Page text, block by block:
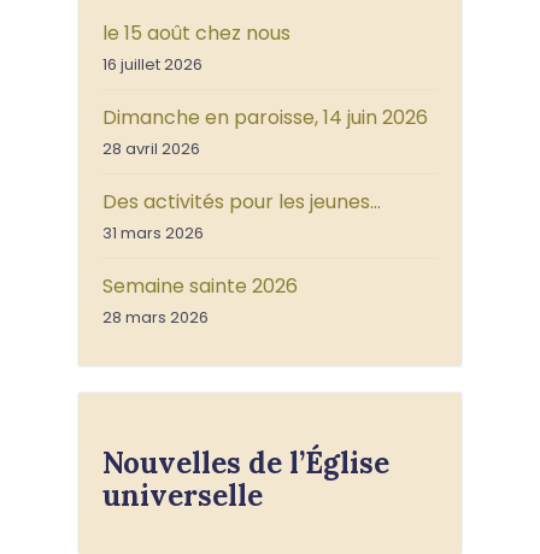
le 15 août chez nous
16 juillet 2026
Dimanche en paroisse, 14 juin 2026
28 avril 2026
Des activités pour les jeunes…
31 mars 2026
Semaine sainte 2026
28 mars 2026
Nouvelles de l’Église
universelle